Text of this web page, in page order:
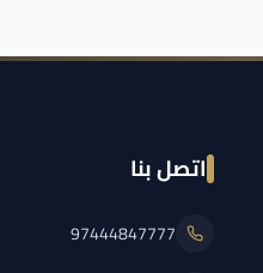
اتصل بنا
97444847777